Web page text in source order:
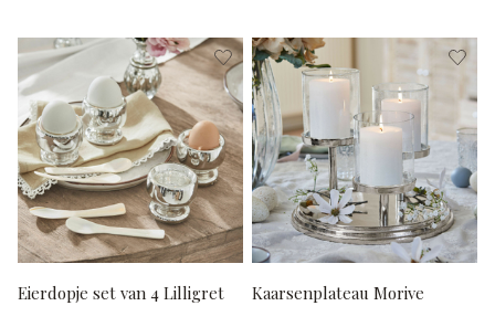
Eierdopje set van 4 Lilligret Kaarsenplateau Morive